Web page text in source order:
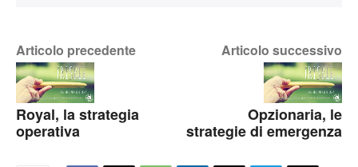
Articolo precedente
Royal, la strategia
operativa
Articolo successivo
Opzionaria, le
strategie di emergenza